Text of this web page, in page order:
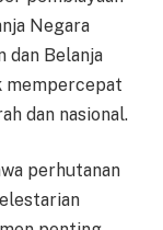
Negara
dan Belanja
mempercepat
dan nasional.
perhutanan